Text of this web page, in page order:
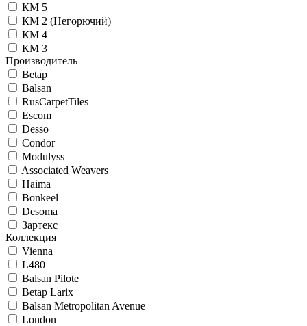
КМ 5
КМ 2 (Негорючий)
КМ 4
КМ 3
Производитель
Betap
Balsan
RusCarpetTiles
Escom
Desso
Condor
Modulyss
Associated Weavers
Haima
Bonkeel
Desoma
Зартекс
Коллекция
Vienna
L480
Balsan Pilote
Betap Larix
Balsan Metropolitan Avenue
London